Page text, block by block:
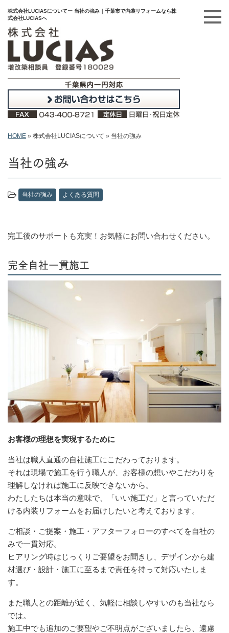
株式会社LUCIASについてー 当社の強み｜千葉市で内装リフォームなら株
式会社LUCIASへ
HOME » 株式会社LUCIASについて » 当社の強み
当社の強み
当社の強み よくある質問
完工後のサポートも充実！お気軽にお問い合わせください。
完全自社一貫施工
お客様の理想を実現するために
当社は職人直通の自社施工にこだわっております。
それは現場で施工を行う職人が、お客様の想いやこだわりを
理解しなければ施工に反映できないから。
わたしたちは本当の意味で、「いい施工だ」と言っていただ
ける内装リフォームをお届けしたいと考えております。
ご相談・ご提案・施工・アフターフォローのすべてを自社の
みで一貫対応。
ヒアリング時はじっくりご要望をお聞きし、デザインから建
材選び・設計・施工に至るまで責任を持って対応いたしま
す。
また職人との距離が近く、気軽に相談しやすいのも当社なら
では。
施工中でも追加のご要望やご不明点がございましたら、遠慮